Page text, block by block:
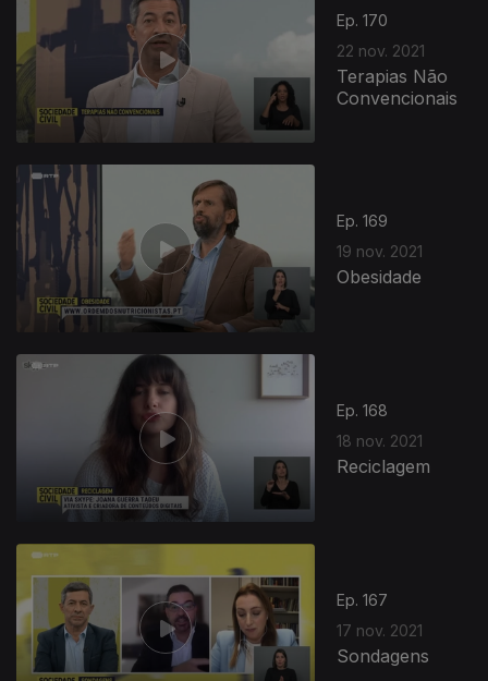
Ep. 170
22 nov. 2021
Terapias Não
Convencionais
Ep. 169
19 nov. 2021
Obesidade
Ep. 168
18 nov. 2021
Reciclagem
Ep. 167
17 nov. 2021
Sondagens
579613